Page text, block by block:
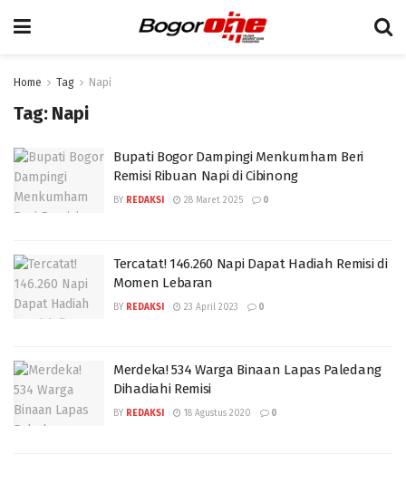
Home Tag Napi
Tag: Napi
Bupati Bogor Dampingi Menkumham Beri
Remisi Ribuan Napi di Cibinong
BY REDAKSI 28 Maret 2025 0
Tercatat! 146.260 Napi Dapat Hadiah Remisi di
Momen Lebaran
BY REDAKSI 23 April 2023 0
Merdeka! 534 Warga Binaan Lapas Paledang
Dihadiahi Remisi
BY REDAKSI 18 Agustus 2020 0